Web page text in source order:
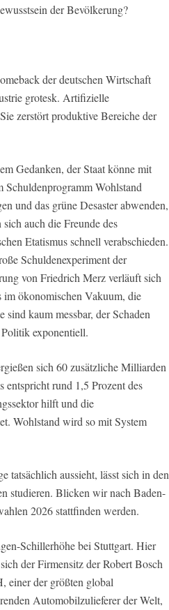
der Bevölkerung?
der deutschen Wirtschaft
grotesk. Artifizielle
zerstört produktive Bereiche der
Gedanken, der Staat könne mit
Schuldenprogramm Wohlstand
und das grüne Desaster abwenden,
sich auch die Freunde des
Etatismus schnell verabschieden.
Schuldenexperiment der
von Friedrich Merz verläuft sich
im ökonomischen Vakuum, die
sind kaum messbar, der Schaden
exponentiell.
sich 60 zusätzliche Milliarden
entspricht rund 1,5 Prozent des
hilft und die
Wohlstand wird so mit System
tatsächlich aussieht, lässt sich in den
studieren. Blicken wir nach Baden-
2026 stattfinden werden.
Schillerhöhe bei Stuttgart. Hier
der Firmensitz der Robert Bosch
einer der größten global
Automobilzulieferer der Welt,